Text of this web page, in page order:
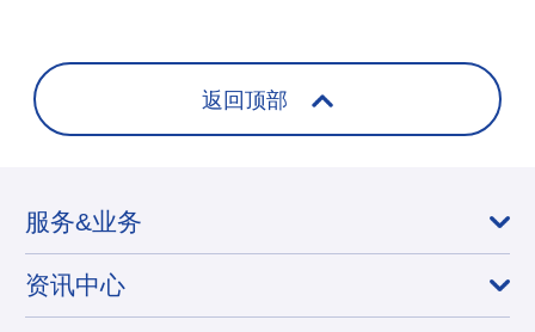
返回顶部
服务&业务
资讯中心